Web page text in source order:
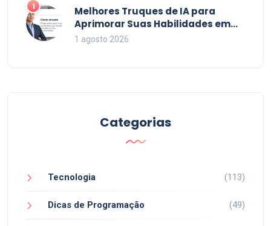
1
Melhores Truques de IA para
Aprimorar Suas Habilidades em
2026
1 agosto 2026
Categorias
Tecnologia (113)
Dicas de Programação (49)